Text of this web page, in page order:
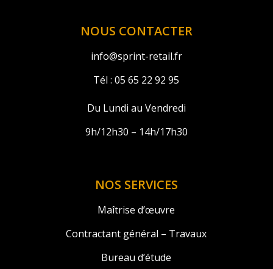
NOUS CONTACTER
info@sprint-retail.fr
Tél : 05 65 22 92 95
Du Lundi au Vendredi
9h/12h30 – 14h/17h30
NOS SERVICES
Maîtrise d’œuvre
Contractant général – Travaux
Bureau d’étude